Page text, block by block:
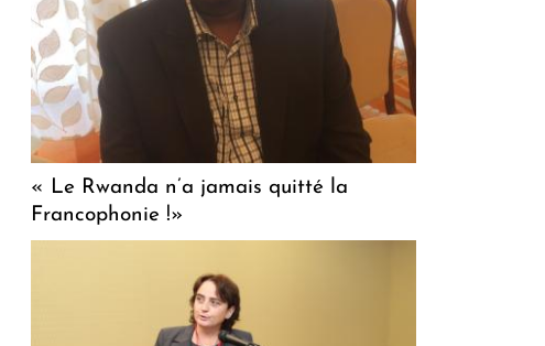
« Le Rwanda n’a jamais quitté la
Francophonie !»